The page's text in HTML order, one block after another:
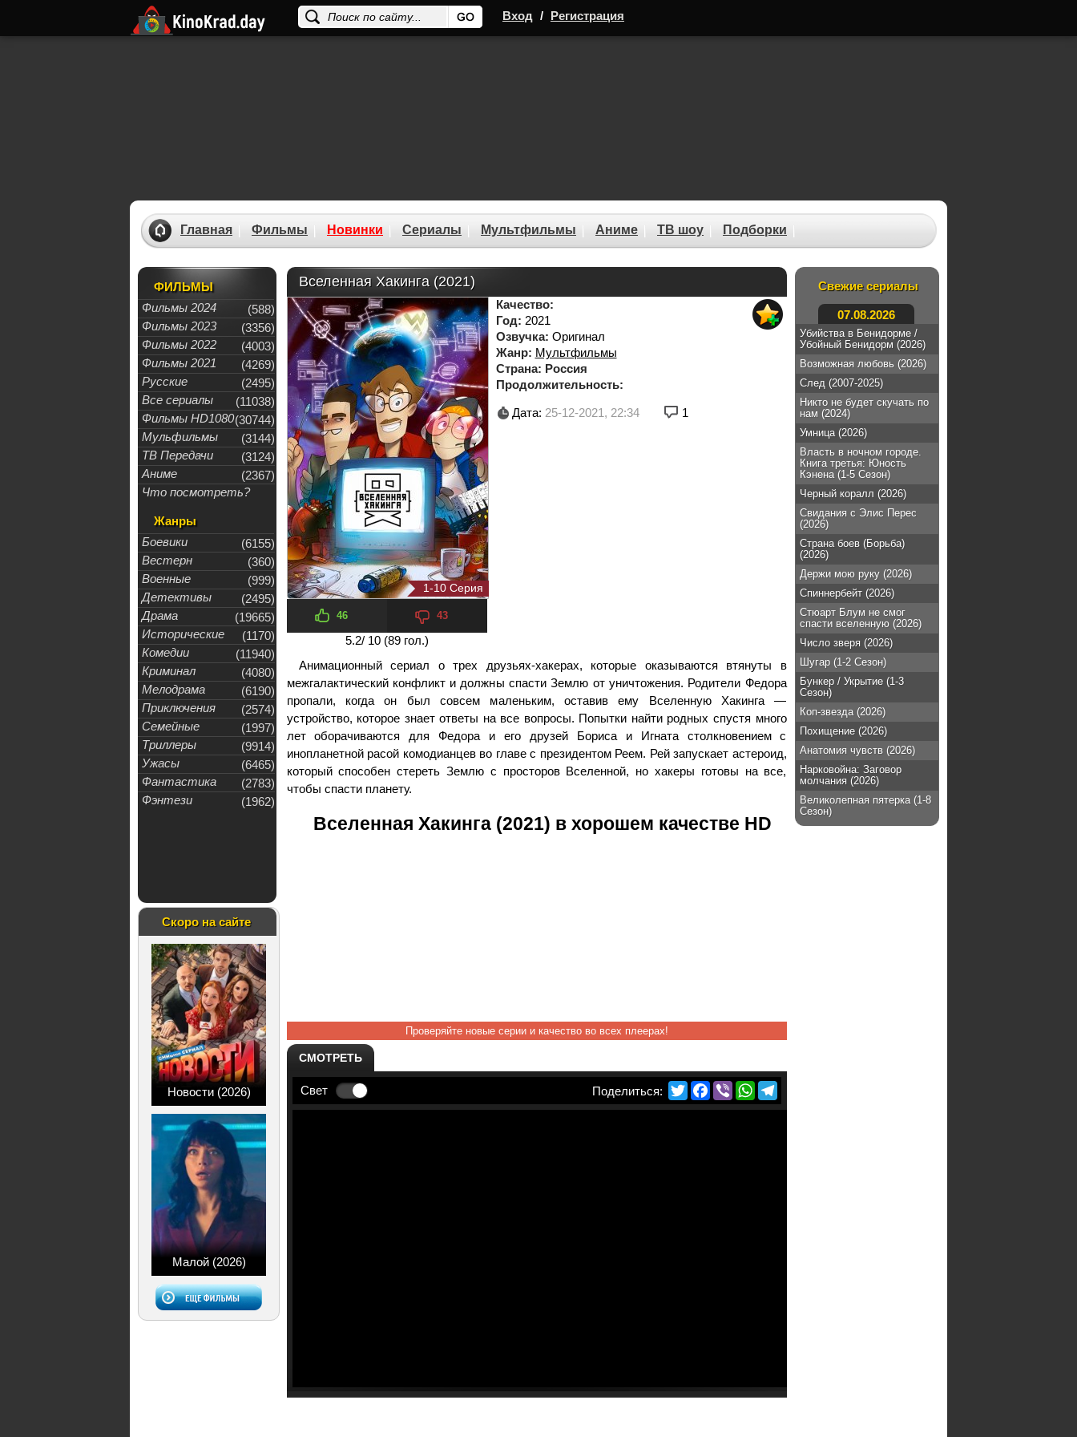
Вход / Регистрация
Главная Фильмы Новинки Сериалы Мультфильмы Аниме ТВ шоу Подборки
ФИЛЬМЫ
Фильмы 2024
(588)
Фильмы 2023
(3356)
Фильмы 2022
(4003)
Фильмы 2021
(4269)
Русские
(2495)
Все сериалы
(11038)
Фильмы HD1080(30744)
Мульфильмы
(3144)
ТВ Передачи
(3124)
Аниме
(2367)
Что посмотреть?
Жанры
Боевики
(6155)
Вестерн
(360)
Военные
(999)
Детективы
(2495)
Драма
(19665)
Исторические
(1170)
Комедии
(11940)
Криминал
(4080)
Мелодрама
(6190)
Приключения
(2574)
Семейные
(1997)
Триллеры
(9914)
Ужасы
(6465)
Фантастика
(2783)
Фэнтези
(1962)
Скоро на сайте
Новости (2026)
Малой (2026)
Свежие сериалы
07.08.2026
Убийства в Бенидорме /
Убойный Бенидорм (2026)
Возможная любовь (2026)
След (2007-2025)
Никто не будет скучать по
нам (2024)
Умница (2026)
Власть в ночном городе.
Книга третья: Юность
Кэнена (1-5 Сезон)
Черный коралл (2026)
Свидания с Элис Перес
(2026)
Страна боев (Борьба)
(2026)
Держи мою руку (2026)
Спиннербейт (2026)
Стюарт Блум не смог
спасти вселенную (2026)
Число зверя (2026)
Шугар (1-2 Сезон)
Бункер / Укрытие (1-3
Сезон)
Коп-звезда (2026)
Похищение (2026)
Анатомия чувств (2026)
Нарковойна: Заговор
молчания (2026)
Великолепная пятерка (1-8
Сезон)
Вселенная Хакинга (2021)
1-10 Серия
46 43
5.2/ 10 (89гол.)
Качество:
Год: 2021
Озвучка: Оригинал
Жанр: Мультфильмы
Страна: Россия
Продолжительность:
Дата: 25-12-2021, 22:34 1
Анимационный сериал о трех друзьях-хакерах, которые оказываются втянуты в
межгалактический конфликт и должны спасти Землю от уничтожения. Родители Федора
пропали, когда он был совсем маленьким, оставив ему Вселенную Хакинга —
устройство, которое знает ответы на все вопросы. Попытки найти родных спустя много
лет оборачиваются для Федора и его друзей Бориса и Игната столкновением с
инопланетной расой комодианцев во главе с президентом Реем. Рей запускает астероид,
который способен стереть Землю с просторов Вселенной, но хакеры готовы на все,
чтобы спасти планету.
Вселенная Хакинга (2021) в хорошем качестве HD
Проверяйте новые серии и качество во всех плеерах!
СМОТРЕТЬ
Свет TwitterFacebook
ViberWhatsApp
Telegram